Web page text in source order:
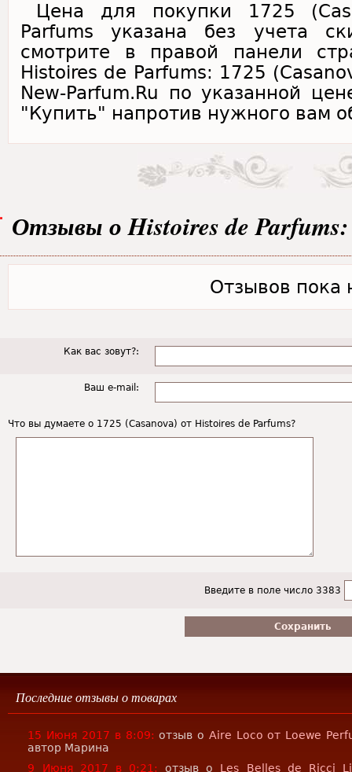
Цена для покупки 1725
Parfums указана без учета
смотрите в правой панели
Histoires de Parfums: 1725
New-Parfum.Ru по указанной
"Купить" напротив нужного вам
Отзывы о Histoires de Parfums:
Отзывов пока
Как вас зовут?:
Ваш e-mail:
Что вы думаете о 1725 (Casanova) от Histoires de Parfums?
Введите в поле число 3383
Последние отзывы о товарах
15 Июня 2017 в 8:09: отзыв о Aire Loco от Loewe
автор Марина
9 Июня 2017 в 0:21:
отзыв о Les Belles de Ricci